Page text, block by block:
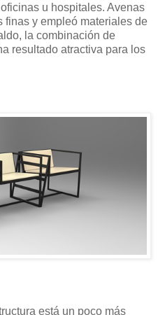
u hospitales. Avenas
finas y empleó materiales de
la combinación de
resultado atractiva para los
está un poco más